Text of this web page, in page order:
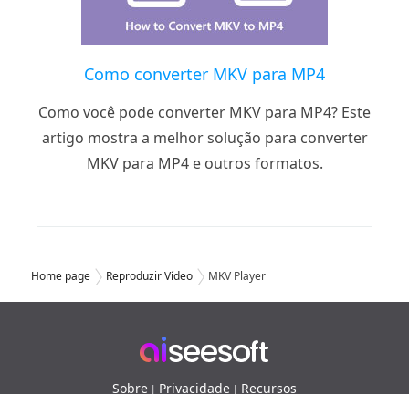
Como converter MKV para MP4
Como você pode converter MKV para MP4? Este
artigo mostra a melhor solução para converter
MKV para MP4 e outros formatos.
Home page Reproduzir Vídeo MKV Player
Sobre | Privacidade | Recursos